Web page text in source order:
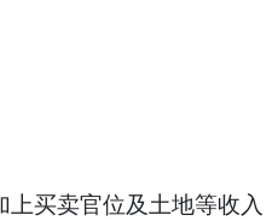
买卖官位及土地等收入